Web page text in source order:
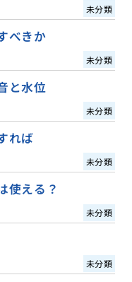
未分類
べきか
未分類
と水位
未分類
れば
未分類
使える？
未分類
未分類